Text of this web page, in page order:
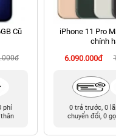
Cũ
phí
iPhone 11 Pro
chính
6.090.000đ
0 trả trước, 0
chuyển đổi, 0